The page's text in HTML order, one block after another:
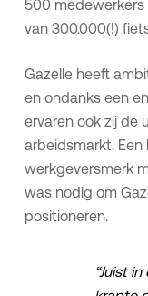
500
van 300.000(!)
Gazelle heeft
en ondanks een
ervaren ook zij de
arbeidsmarkt.
werkgeversmerk
was nodig om
positioneren.
“Juist